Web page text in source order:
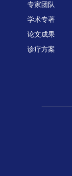
专家团队
学术专著
论文成果
诊疗方案